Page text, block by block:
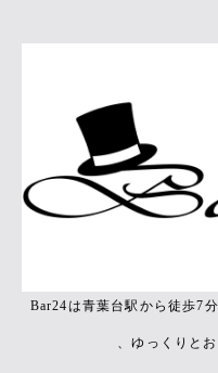
Bar24は青葉台駅から徒歩7
、ゆっくりと